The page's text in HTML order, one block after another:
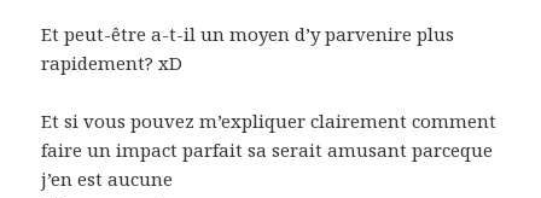
Et peut-être a-t-il un moyen d’y parvenire plus
rapidement? xD
Et si vous pouvez m’expliquer clairement comment
faire un impact parfait sa serait amusant parceque
j’en est aucune